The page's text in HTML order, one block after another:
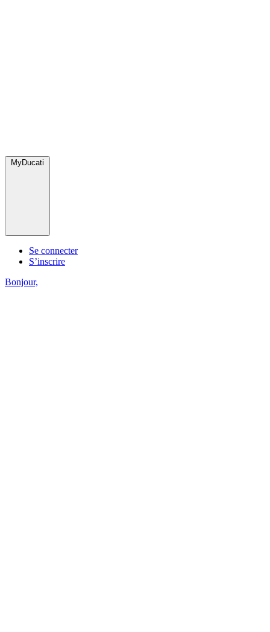
MyDucati
Se connecter
S’inscrire
Bonjour,